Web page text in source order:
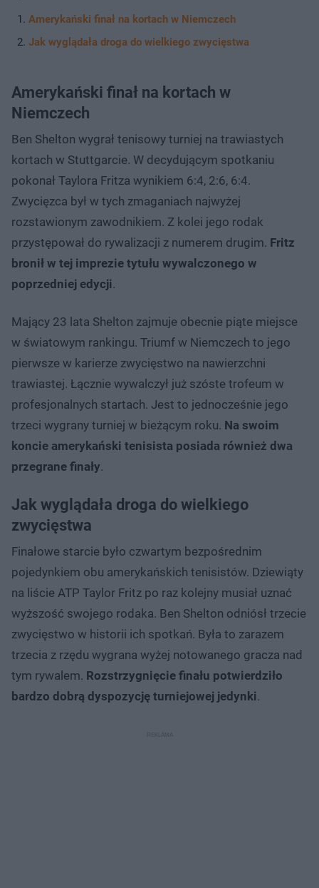
Amerykański finał na kortach w Niemczech
Jak wyglądała droga do wielkiego zwycięstwa
Amerykański finał na kortach w
Niemczech
Ben Shelton wygrał tenisowy turniej na trawiastych
kortach w Stuttgarcie. W decydującym spotkaniu
pokonał Taylora Fritza wynikiem 6:4, 2:6, 6:4.
Zwycięzca był w tych zmaganiach najwyżej
rozstawionym zawodnikiem. Z kolei jego rodak
przystępował do rywalizacji z numerem drugim. Fritz
bronił w tej imprezie tytułu wywalczonego w
poprzedniej edycji.
Mający 23 lata Shelton zajmuje obecnie piąte miejsce
w światowym rankingu. Triumf w Niemczech to jego
pierwsze w karierze zwycięstwo na nawierzchni
trawiastej. Łącznie wywalczył już szóste trofeum w
profesjonalnych startach. Jest to jednocześnie jego
trzeci wygrany turniej w bieżącym roku. Na swoim
koncie amerykański tenisista posiada również dwa
przegrane finały.
Jak wyglądała droga do wielkiego
zwycięstwa
Finałowe starcie było czwartym bezpośrednim
pojedynkiem obu amerykańskich tenisistów. Dziewiąty
na liście ATP Taylor Fritz po raz kolejny musiał uznać
wyższość swojego rodaka. Ben Shelton odniósł trzecie
zwycięstwo w historii ich spotkań. Była to zarazem
trzecia z rzędu wygrana wyżej notowanego gracza nad
tym rywalem. Rozstrzygnięcie finału potwierdziło
bardzo dobrą dyspozycję turniejowej jedynki.